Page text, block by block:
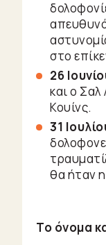
στο
26
και ο
Κουίνς.
31
θα ήταν
Το όνομα